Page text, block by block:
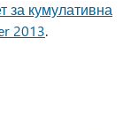
за кумулативна
2013.